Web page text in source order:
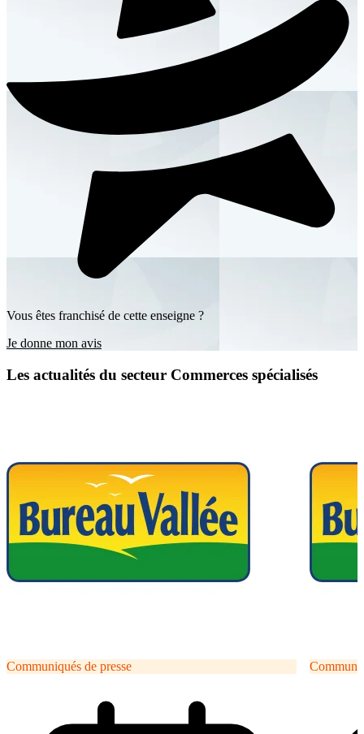
Vous êtes franchisé de cette enseigne ?
Je donne mon avis
Les actualités du secteur Commerces spécialisés
Communiqués de presse